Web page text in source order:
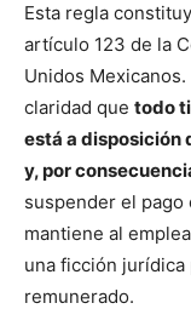
Esta regla
artículo 123 de la
Unidos
claridad que todo
está a disposición
y, por
suspender el pago
mantiene al
una ficción jurídica
remunerado.